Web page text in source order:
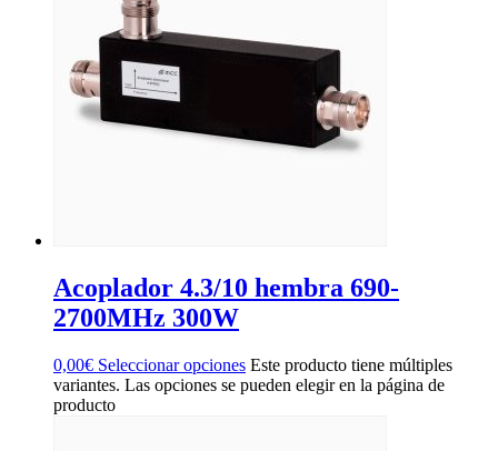
Acoplador 4.3/10 hembra 690-
2700MHz 300W
0,00€ Seleccionar opciones Este producto tiene múltiples
variantes. Las opciones se pueden elegir en la página de
producto